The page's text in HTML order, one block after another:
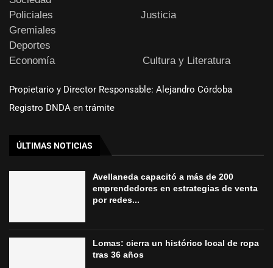
Policiales
Justicia
Gremiales
Deportes
Economía
Cultura y Literatura
Propietario y Director Responsable: Alejandro Córdoba
Registro DNDA en trámite
ÚLTIMAS NOTICIAS
Avellaneda capacitó a más de 200
emprendedores en estrategias de venta
por redes...
Lomas: cierra un histórico local de ropa
tras 36 años